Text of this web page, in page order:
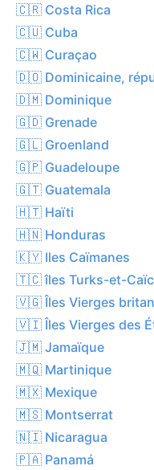
🇨🇷 Costa Rica
🇨🇺 Cuba
🇨🇼 Curaçao
🇩🇴 Dominicaine,
🇩🇲 Dominique
🇬🇩 Grenade
🇬🇱 Groenland
🇬🇵 Guadeloupe
🇬🇹 Guatemala
🇭🇹 Haïti
🇭🇳 Honduras
🇰🇾 Iles Caïmanes
🇹🇨 îles Turks-et-
🇻🇬 Îles Vierges
🇻🇮 Îles Vierges des
🇯🇲 Jamaïque
🇲🇶 Martinique
🇲🇽 Mexique
🇲🇸 Montserrat
🇳🇮 Nicaragua
🇵🇦 Panamá